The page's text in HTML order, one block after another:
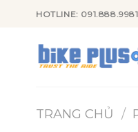
content
HOTLINE:
TRANG CHỦ /